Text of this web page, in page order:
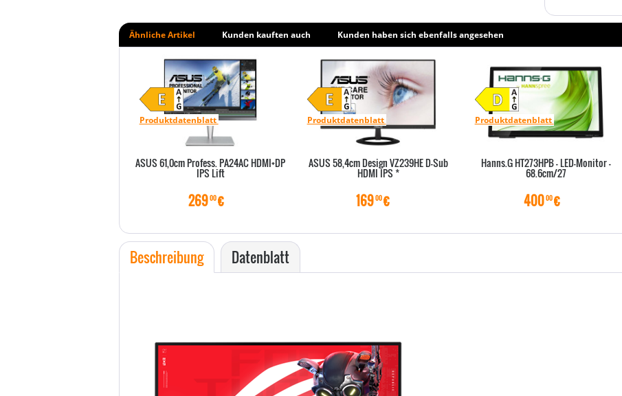
Ähnliche Artikel Kunden kauften auch Kunden haben sich ebenfalls angesehen
Produktdatenblatt
ASUS 61,0cm Profess. PA24AC HDMI+DP
IPS Lift
26900€
Produktdatenblatt
ASUS 58,4cm Design VZ239HE D-Sub
HDMI IPS *
16900€
Produktdatenblatt
Hanns.G HT273HPB - LED-Monitor -
68.6cm/27
40000€
Beschreibung Datenblatt